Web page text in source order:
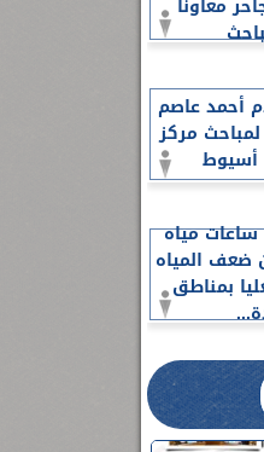
معاونا
أحمد عاصم
مركز
مياه
ضعف المياه
بمناطق